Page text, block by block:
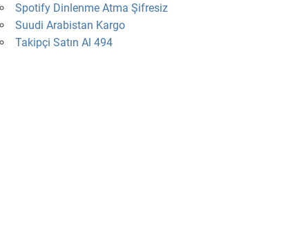
Spotify Dinlenme Atma Şifresiz
Suudi Arabistan Kargo
Takipçi Satın Al 494